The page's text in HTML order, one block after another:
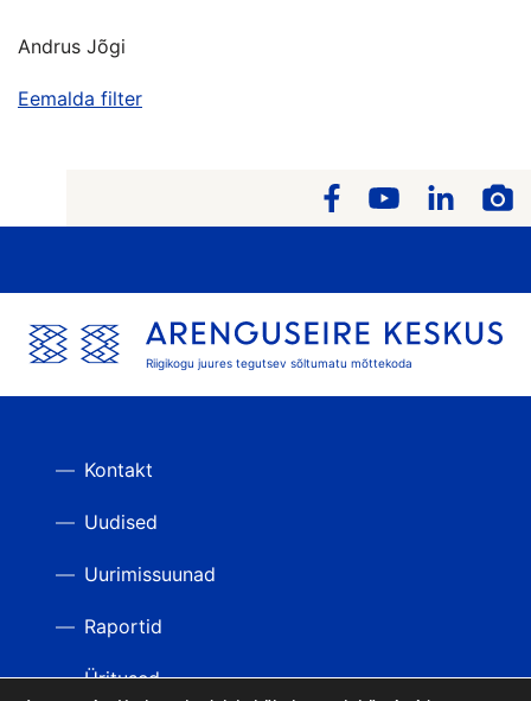
Andrus Jõgi
Eemalda filter
Riigikogu juures tegutsev sõltumatu mõttekoda
Kontakt
Uudised
Uurimissuunad
Raportid
Üritused